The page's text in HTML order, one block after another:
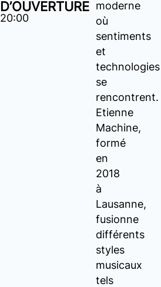
D’OUVERTURE
20:00
moderne
où
sentiments
et
technologies
se
rencontrent.
Etienne
Machine,
formé
en
2018
à
Lausanne,
fusionne
différents
styles
musicaux
tels